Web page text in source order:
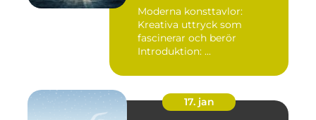
Moderna konsttavlor:
Kreativa uttryck som
fascinerar och berör
Introduktion: ...
17. jan